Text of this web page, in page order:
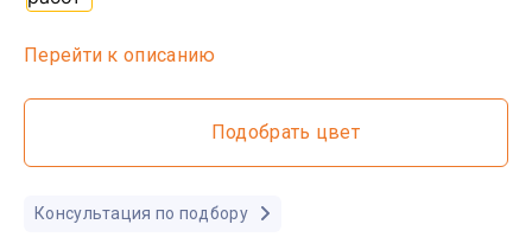
Перейти к описанию
Подобрать цвет
Консультация по подбору